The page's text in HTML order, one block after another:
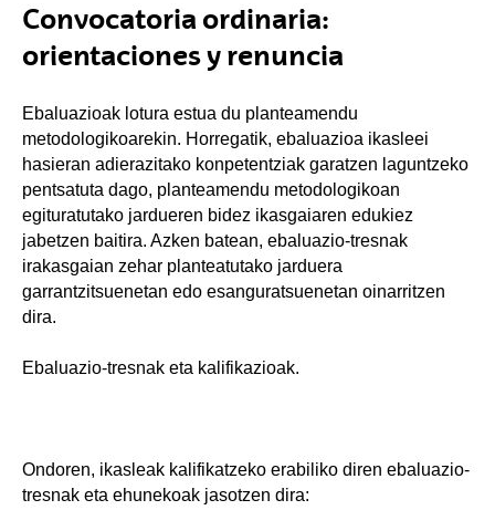
Convocatoria ordinaria:
orientaciones y renuncia
Ebaluazioak lotura estua du planteamendu
metodologikoarekin. Horregatik, ebaluazioa ikasleei
hasieran adierazitako konpetentziak garatzen laguntzeko
pentsatuta dago, planteamendu metodologikoan
egituratutako jardueren bidez ikasgaiaren edukiez
jabetzen baitira. Azken batean, ebaluazio-tresnak
irakasgaian zehar planteatutako jarduera
garrantzitsuenetan edo esanguratsuenetan oinarritzen
dira.
Ebaluazio-tresnak eta kalifikazioak.
Ondoren, ikasleak kalifikatzeko erabiliko diren ebaluazio-
tresnak eta ehunekoak jasotzen dira: